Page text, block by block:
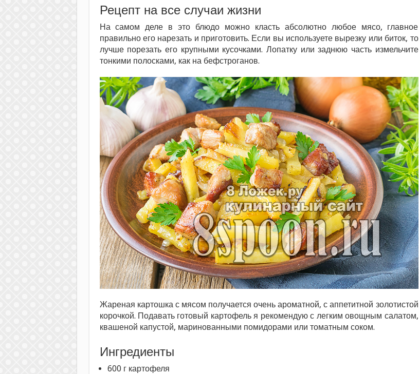
Рецепт на все случаи жизни
На самом деле в это блюдо можно класть абсолютно любое мясо, главное
правильно его нарезать и приготовить. Если вы используете вырезку или биток, то
лучше порезать его крупными кусочками. Лопатку или заднюю часть измельчите
тонкими полосками, как на бефстроганов.
Жареная картошка с мясом получается очень ароматной, с аппетитной золотистой
корочкой. Подавать готовый картофель я рекомендую с легким овощным салатом,
квашеной капустой, маринованными помидорами или томатным соком.
Ингредиенты
600 г картофеля